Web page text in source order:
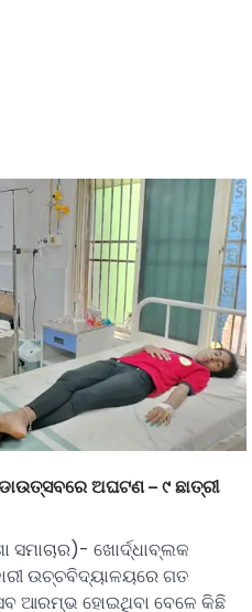
ଅଘଟଣ – ୯ ଛାତ୍ରୀ
ସମାଚାର)- ଖୋର୍ଦ୍ଧାବ୍ଲକ
ଉଚ୍ଚବିଦ୍ୟାଳୟରେ ଗତ
ଆରମ୍ଭ ହୋଇଥିବା ବେଳେ କିଛି